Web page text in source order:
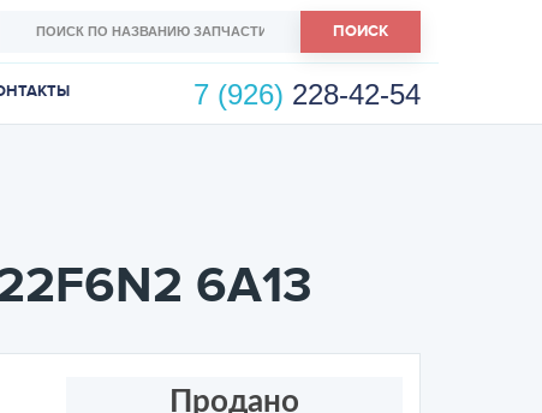
ПОИСК
7 (926) 228-42-54
6A13
Продано